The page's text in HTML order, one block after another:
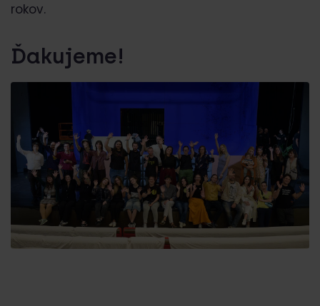
rokov.
Ďakujeme!